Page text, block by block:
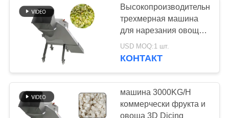
КОНТРОЛЬ
КАЧЕСТВА
СВЯЖИТЕСЬ
С
НАМИ
машины для
выделения мяса
78
Высокопроизводительная
трехмерная машина
для нарезания овощей
и капусты 1000 кг/ч
USD MOQ:1 шт.
КОНТАКТ
машина 3000KG/H
коммерчески фрукта и
овоща 3D Dicing